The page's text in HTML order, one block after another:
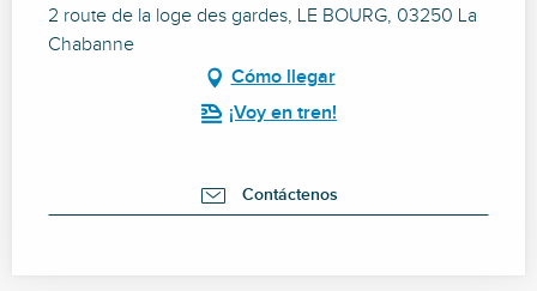
2 route de la loge des gardes, LE BOURG, 03250 La
Chabanne
Cómo llegar
¡Voy en tren!
Contáctenos